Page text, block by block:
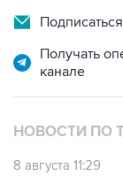
Получать
канале
НОВОСТИ ПО
8 августа 11:29